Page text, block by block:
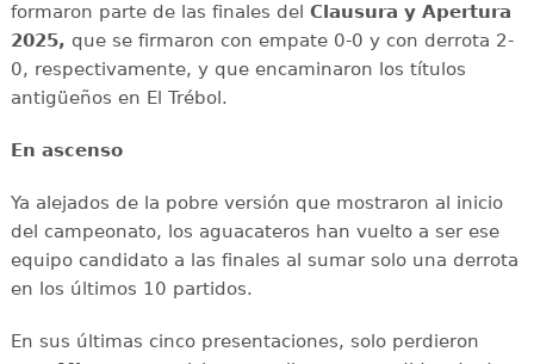
formaron parte de las finales del Clausura y Apertura
2025, que se firmaron con empate 0-0 y con derrota 2-
0, respectivamente, y que encaminaron los títulos
antigüeños en El Trébol.
En ascenso
Ya alejados de la pobre versión que mostraron al inicio
del campeonato, los aguacateros han vuelto a ser ese
equipo candidato a las finales al sumar solo una derrota
en los últimos 10 partidos.
En sus últimas cinco presentaciones, solo perdieron